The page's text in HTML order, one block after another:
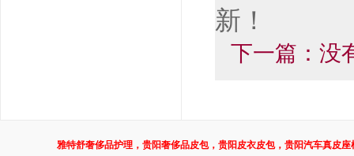
新！
下一篇：没
雅特舒奢侈品护理，贵阳奢侈品皮包，贵阳皮衣皮包，贵阳汽车真皮